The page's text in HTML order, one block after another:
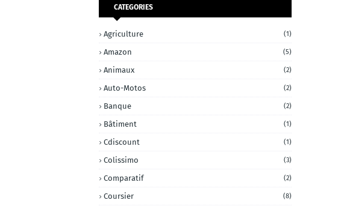
CATEGORIES
Agriculture (1)
Amazon (5)
Animaux (2)
Auto-Motos (2)
Banque (2)
Bâtiment (1)
Cdiscount (1)
Colissimo (3)
Comparatif (2)
Coursier (8)